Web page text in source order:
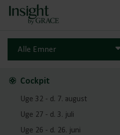
Alle Emner
Cockpit
Uge 32 - d. 7. august
Uge 27 - d. 3. juli
Uge 26 - d. 26. juni